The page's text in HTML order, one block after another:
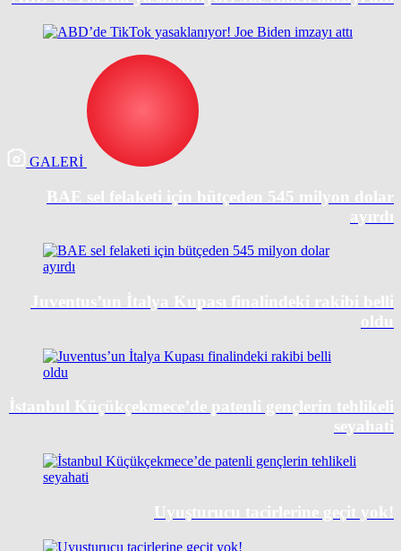
GALERİ
BAE sel felaketi için bütçeden 545 milyon dolar
ayırdı
Juventus’un İtalya Kupası finalindeki rakibi belli
oldu
İstanbul Küçükçekmece’de patenli gençlerin tehlikeli
seyahati
Uyuşturucu tacirlerine geçit yok!